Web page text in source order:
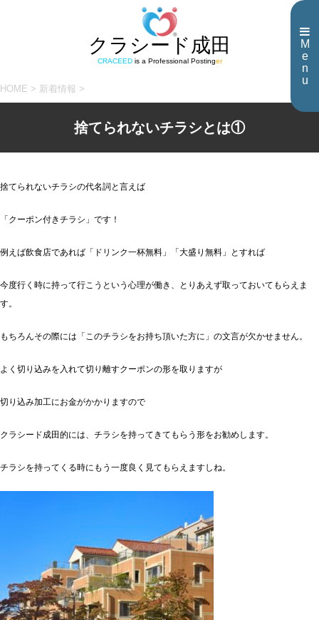
M
e
n
u
クラシード成田
CRACEEDis a Professional Postinger
HOME > 新着情報 >
捨てられないチラシとは①
捨てられないチラシの代名詞と言えば
「クーポン付きチラシ」です！
例えば飲食店であれば「ドリンク一杯無料」「大盛り無料」とすれば
今度行く時に持って行こうという心理が働き、とりあえず取っておいてもらえま
す。
もちろんその際には「このチラシをお持ち頂いた方に」の文言が欠かせません。
よく切り込みを入れて切り離すクーポンの形を取りますが
切り込み加工にお金がかかりますので
クラシード成田的には、チラシを持ってきてもらう形をお勧めします。
チラシを持ってくる時にもう一度良く見てもらえますしね。